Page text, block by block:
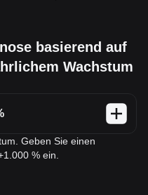
basierend auf
Wachstum
Geben Sie einen
% ein.